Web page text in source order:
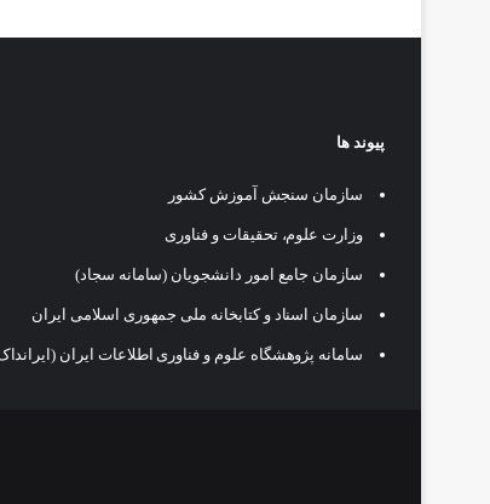
پیوند ها
سازمان سنجش آموزش کشور
وزارت علوم، تحقیقات و فناوری
سازمان جامع امور دانشجویان (سامانه سجاد)
سازمان اسناد و کتابخانه ملی جمهوری اسلامی ایران
سامانه پژوهشگاه علوم و فناوری اطلاعات ایران